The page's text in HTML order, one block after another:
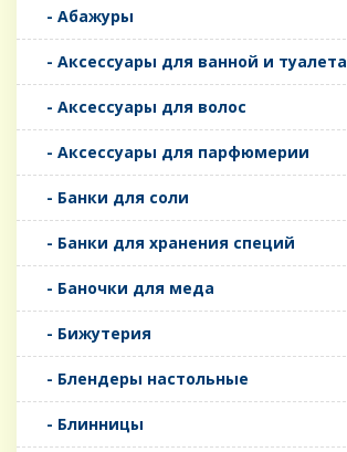
- Абажуры
- Аксессуары для ванной и туалета
- Аксессуары для волос
- Аксессуары для парфюмерии
- Банки для соли
- Банки для хранения специй
- Баночки для меда
- Бижутерия
- Блендеры настольные
- Блинницы